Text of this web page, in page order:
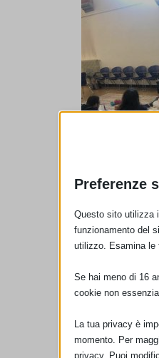
Preferenze
Questo sito utilizza
funzionamento del
utilizzo. Esamina le
Se hai meno di 16
cookie non
La tua privacy è
momento. Per
privacy. Puoi